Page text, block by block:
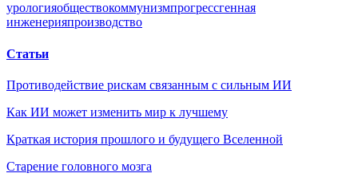
урологияобществокоммунизмпрогрессгенная
инженерияпроизводство
Статьи
Противодействие рискам связанным с сильным ИИ
Как ИИ может изменить мир к лучшему
Краткая история прошлого и будущего Вселенной
Старение головного мозга